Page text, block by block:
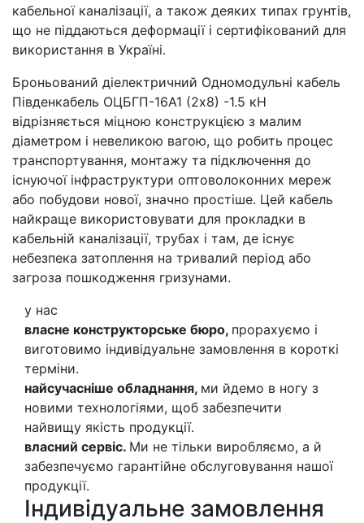
кабельної каналізації, а також деяких типах грунтів,
що не піддаються деформації і сертифікований для
використання в Україні.
Броньований діелектричний Одномодульні кабель
Південкабель ОЦБГП-16А1 (2х8) -1.5 кН
відрізняється міцною конструкцією з малим
діаметром і невеликою вагою, що робить процес
транспортування, монтажу та підключення до
існуючої інфраструктури оптоволоконних мереж
або побудови нової, значно простіше. Цей кабель
найкраще використовувати для прокладки в
кабельній каналізації, трубах і там, де існує
небезпека затоплення на тривалий період або
загроза пошкодження гризунами.
у нас
власне конструкторське бюро, прорахуємо і
виготовимо індивідуальне замовлення в короткі
терміни.
найсучасніше обладнання, ми йдемо в ногу з
новими технологіями, щоб забезпечити
найвищу якість продукції.
власний сервіс. Ми не тільки виробляємо, а й
забезпечуємо гарантійне обслуговування нашої
продукції.
Індивідуальне замовлення